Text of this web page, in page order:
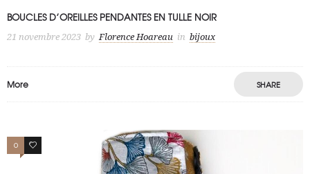
BOUCLES D’OREILLES PENDANTES EN TULLE NOIR
21 novembre 2023 by Florence Hoareau in bijoux
More SHARE
0 3